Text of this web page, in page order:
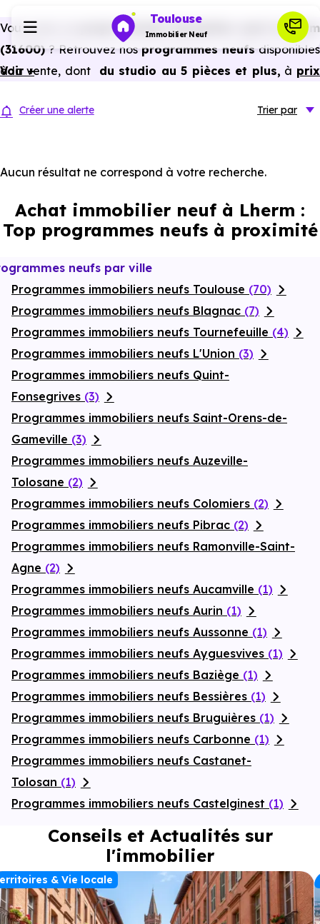
Toulouse
Immobilier Neuf
Investir
Actualités
Ressources
Financer
Vous avez un
projet d’achat immobilier neuf à Lherm
(31600) ? Retrouvez nos programmes neufs disponibles
à la vente, dont
du studio au 5 pièces et plus, à prix
avantages du neuf :PTZ, TVA réduitedans certains cas,
énergétiques, garanties constructeur, etc.
Voir +
Créer une alerte Trier par
Aucun résultat ne correspond à votre recherche.
Achat immobilier neuf à Lherm :
Top programmes neufs à proximité
neufs par ville
Programmes immobiliers neufs Toulouse (70)
Programmes immobiliers neufs Blagnac (7)
Programmes immobiliers neufs Tournefeuille (4)
Programmes immobiliers neufs L'Union (3)
Programmes immobiliers neufs Quint-
Fonsegrives (3)
Programmes immobiliers neufs Saint-Orens-de-
Gameville (3)
Programmes immobiliers neufs Auzeville-
Tolosane (2)
Programmes immobiliers neufs Colomiers (2)
Programmes immobiliers neufs Pibrac (2)
Programmes immobiliers neufs Ramonville-Saint-
Agne (2)
Programmes immobiliers neufs Aucamville (1)
Programmes immobiliers neufs Aurin (1)
Programmes immobiliers neufs Aussonne (1)
Programmes immobiliers neufs Ayguesvives (1)
Programmes immobiliers neufs Baziège (1)
Programmes immobiliers neufs Bessières (1)
Programmes immobiliers neufs Bruguières (1)
Programmes immobiliers neufs Carbonne (1)
Programmes immobiliers neufs Castanet-
Tolosan (1)
Programmes immobiliers neufs Castelginest (1)
Conseils et Actualités sur
l'immobilier
& Vie locale